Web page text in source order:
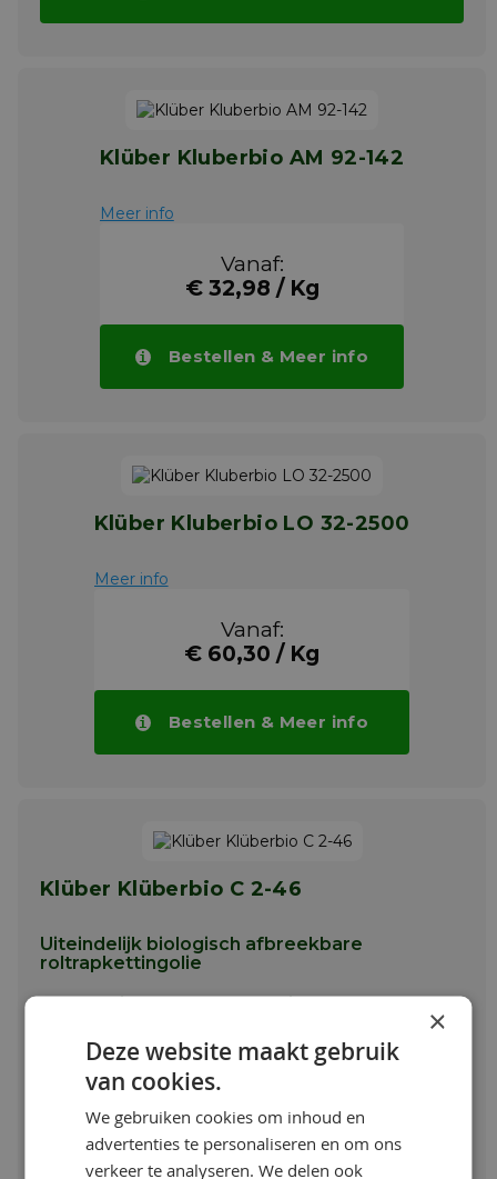
scharnieren, antennes en verbindingen.
bitumen op groot omtrektuig en rondsel
zorgt voor een goede corrosie Bescherming.
Klüber Kluberbio AM 92-142
Meer info
Vanaf:
€ 32,98 / Kg
Bestellen & Meer info
Klüber Kluberbio LO 32-2500
Meer info
Vanaf:
€ 60,30 / Kg
Bestellen & Meer info
Klüber Klüberbio C 2-46
Uiteindelijk biologisch afbreekbare
roltrapkettingolie
Toepassing Klüber Klüberbio C 2-46
Klüberbio C 2-46 is speciaal ontworpen voor
de het smeren van kettingen in
passagierstransportbanden en roltrappen.
Het is ook geschikt voor transportketens in
de land- en bosbouw machines.
Meer info
Vanaf:
€ 44,34 / L
×
Deze website maakt gebruik
van cookies.
We gebruiken cookies om inhoud en
advertenties te personaliseren en om ons
verkeer te analyseren. We delen ook